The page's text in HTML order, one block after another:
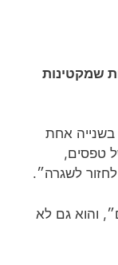
שמקטינות
בשנייה אחת
טפסים,
לשגרה״.
והוא גם לא